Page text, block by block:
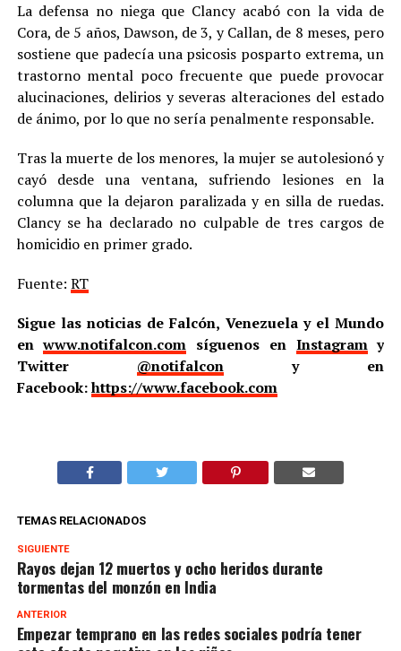
La defensa no niega que Clancy acabó con la vida de
Cora, de 5 años, Dawson, de 3, y Callan, de 8 meses, pero
sostiene que padecía una psicosis posparto extrema, un
trastorno mental poco frecuente que puede provocar
alucinaciones, delirios y severas alteraciones del estado
de ánimo, por lo que no sería penalmente responsable.
Tras la muerte de los menores, la mujer se autolesionó y
cayó desde una ventana, sufriendo lesiones en la
columna que la dejaron paralizada y en silla de ruedas.
Clancy se ha declarado no culpable de tres cargos de
homicidio en primer grado.
Fuente: RT
Sigue las noticias de Falcón, Venezuela y el Mundo
enwww.notifalcon.com síguenos en Instagramy
Twitter @notifalcony en
Facebook:https://www.facebook.com
TEMAS RELACIONADOS
SIGUIENTE
Rayos dejan 12 muertos y ocho heridos durante
tormentas del monzón en India
ANTERIOR
Empezar temprano en las redes sociales podría tener